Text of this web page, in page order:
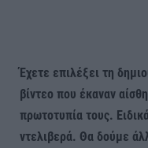
Έχετε επιλέξει τη
βίντεο που έκαναν
πρωτοτυπία τους.
ντελιβερά. Θα δούμε